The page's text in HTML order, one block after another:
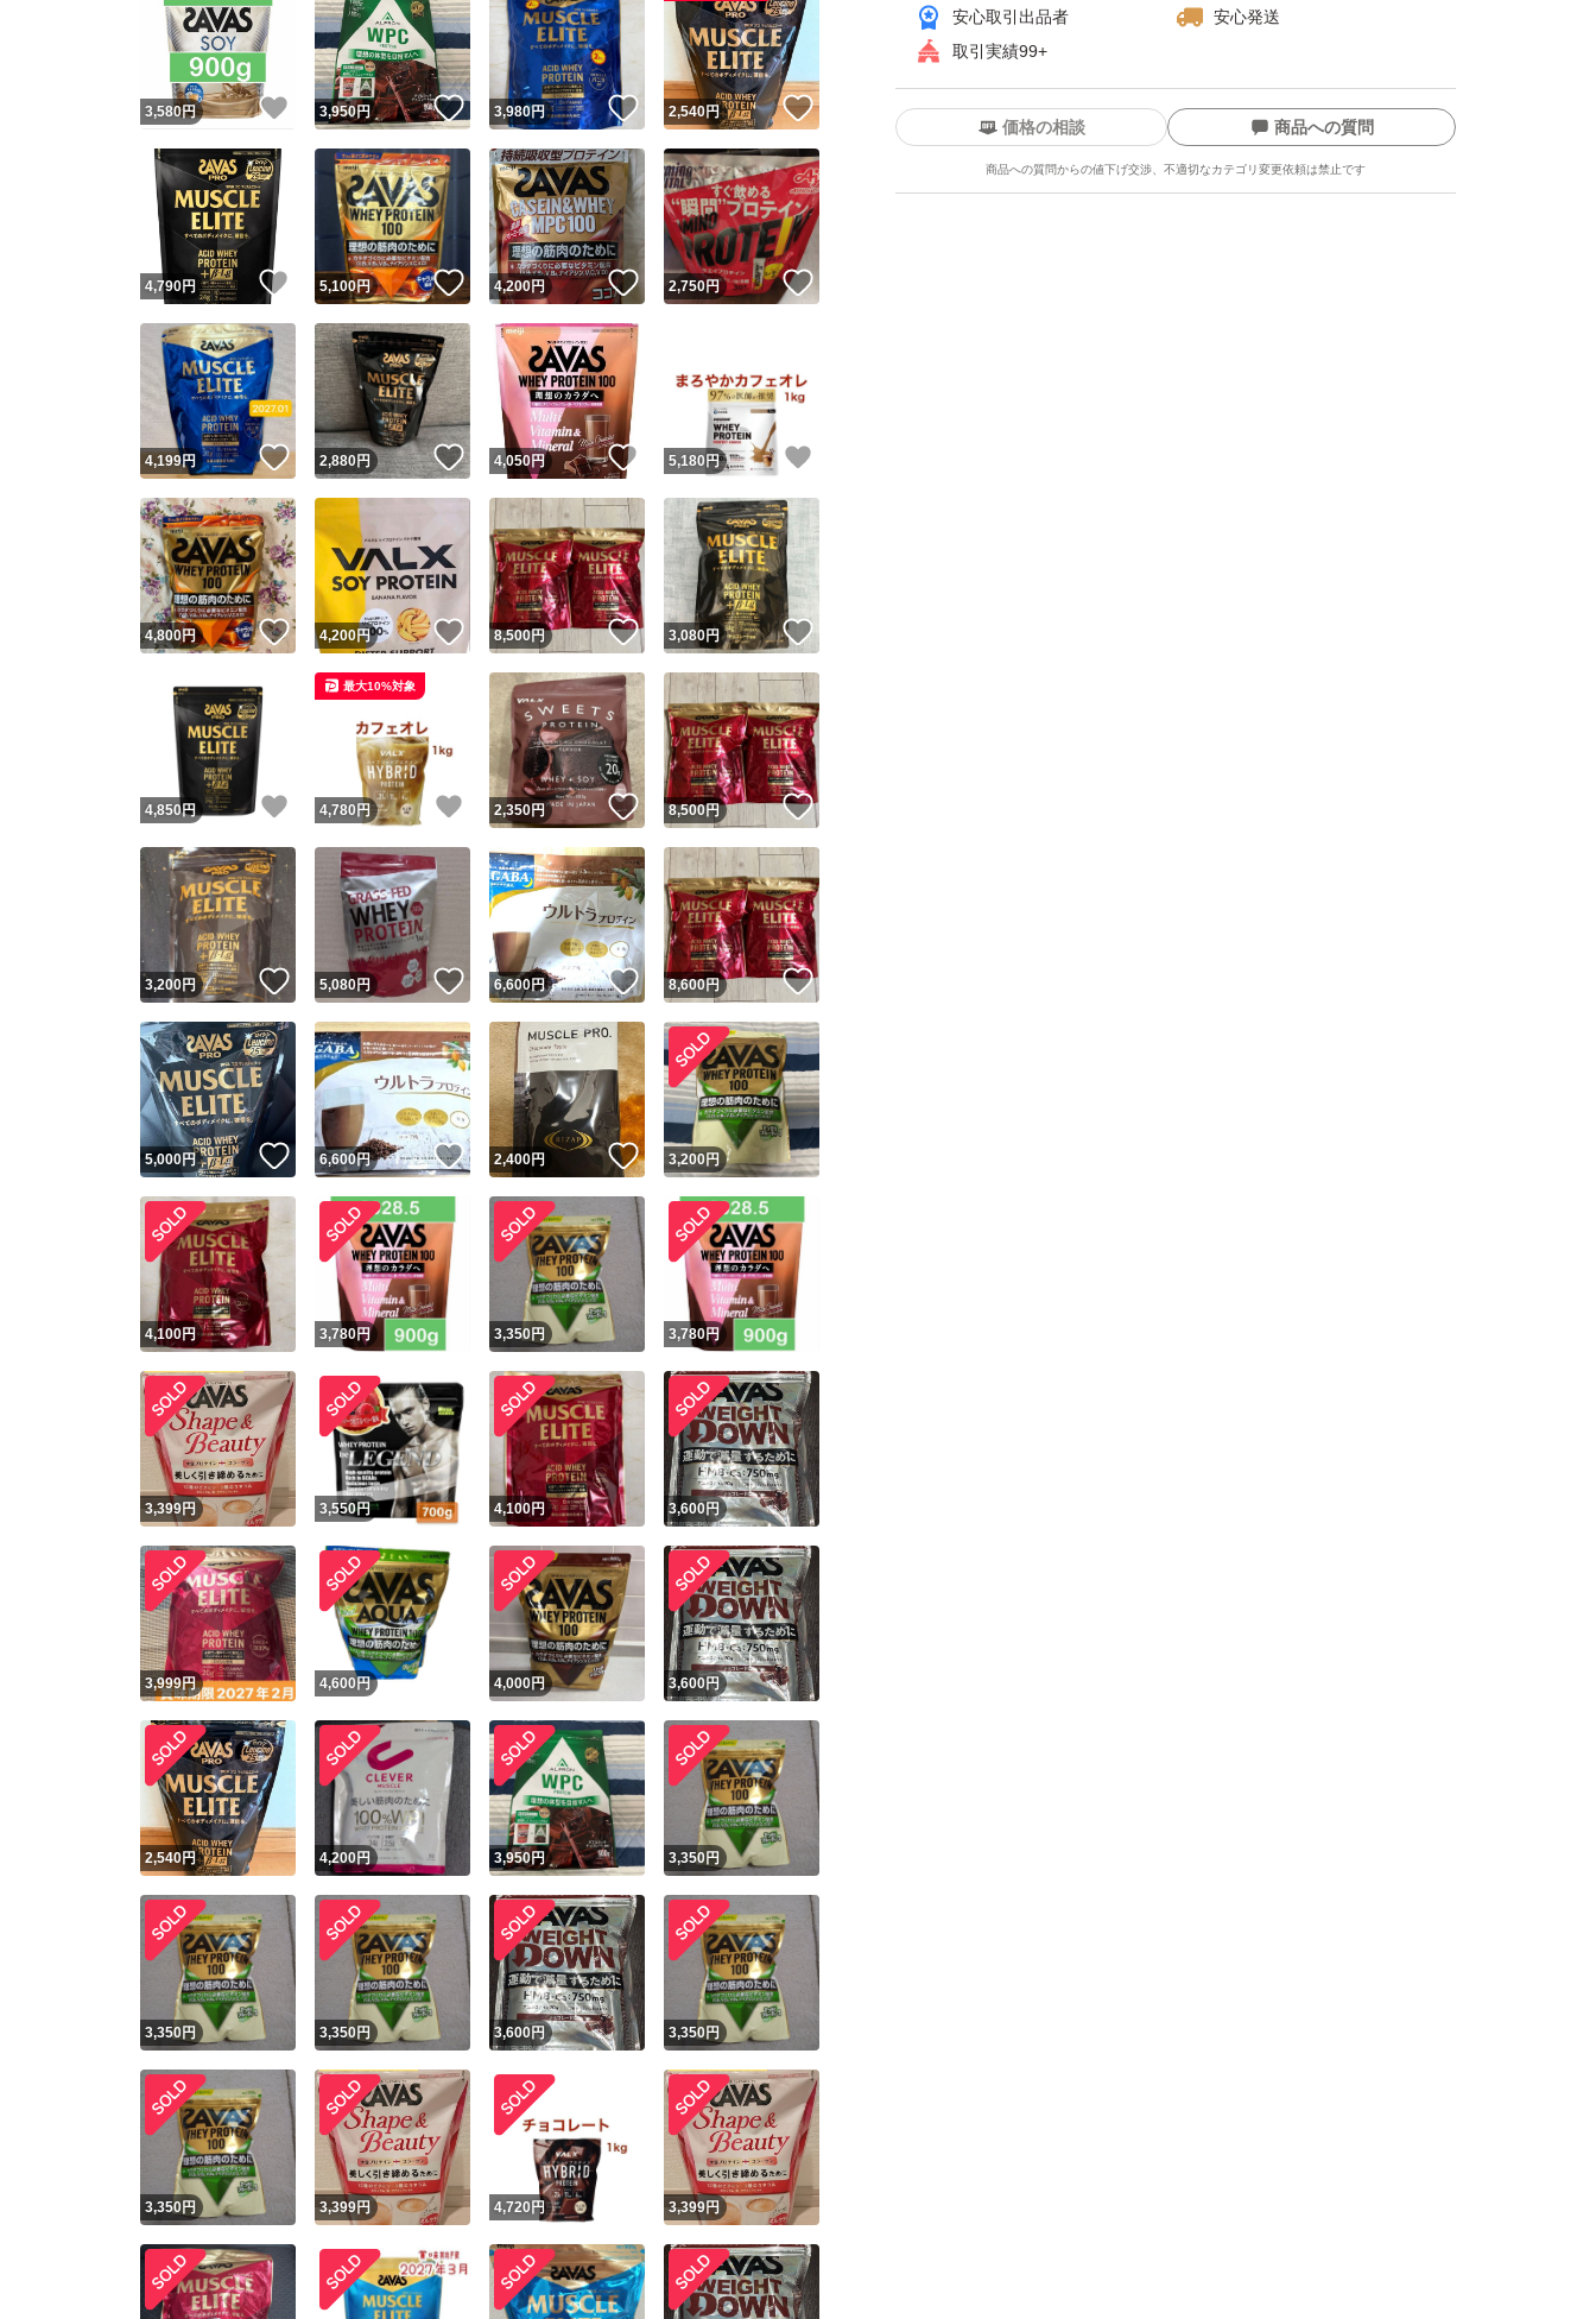
安心取引出品者
安心発送
取引実績99+
ユーザーの実績について
Yahoo!フリマが定めた一定の基準を満たしたユーザーにバッジを付与しています
安心取引出品者
安心取引出品者 Yahoo!フリマの基準をクリアした安心・安全なユーザーです
取引実績
取引実績◯+ このユーザーはYahoo!フリマの取引を完了させた実績があります
他フリマ実績◯+ このユーザーは他フリマサービスでの取引実績があります
スピード&安心発送
※このバッジは実績に基づく表示であり、発送を保証しているものではありません
スピード＆安心発送
このユーザーは高頻度で24時間以内＆設定した発送日数内に発送してい
ます
スピード発送 このユーザーは高頻度で24時間以内に発送しています
安心発送 このユーザーは設定した発送日数内に発送しています
価格の相談 商品への質問
商品への質問からの値下げ交渉、不適切なカテゴリ変更依頼は禁止です
この商品の情報をコピーします
商品画像の無断転載は禁止されています
コピーは1商品につき1回
出品ページへ
キャンセル
3,580円 いいね！
3,950円 いいね！
3,980円 いいね！
2,540円 いいね！
4,790円 いいね！
5,100円 いいね！
4,200円 いいね！
2,750円
4,199円 いいね！
2,880円 いいね！
4,050円 いいね！
5,180 円
4,800円 いいね！
4,200円 いいね！
8,500円 いいね！
3,080円 いいね！
4,850円 いいね！
4,780 円 いいね！
最大10%対象
2,350円 いいね！
8,500円 いいね！
3,200円 いいね！
5,080円 いいね！
6,600円 いいね！
8,600円 いいね！
5,000円 いいね！
6,600円 いいね！
2,400円 いいね！
3,200円
4,100円 3,780円 3,350円 3,780円
3,399円 3,550円 4,100円 3,600円
3,999円 4,600 円 4,000円 3,600円
2,540円 4,200円 3,950円 3,350円
3,350円 3,350円 3,600円 3,350円
3,350円 3,399円 4,720 円 3,399円